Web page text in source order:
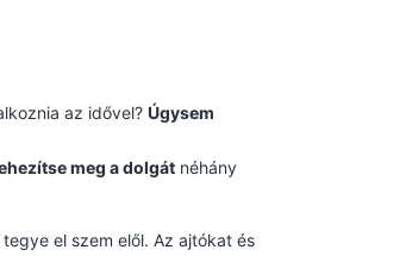
az idővel? Úgysem
meg a dolgát néhány
el szem elől. Az ajtókat és